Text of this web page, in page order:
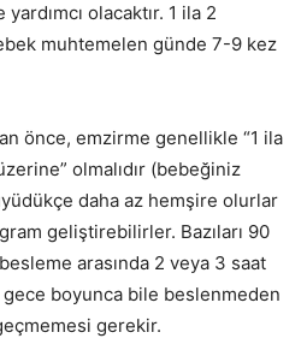
olacaktır. 1 ila 2
muhtemelen günde 7-9 kez
önce, emzirme genellikle “1 ila
olmalıdır (bebeğiniz
daha az hemşire olurlar
geliştirebilirler. Bazıları 90
arasında 2 veya 3 saat
boyunca bile beslenmeden
gerekir.